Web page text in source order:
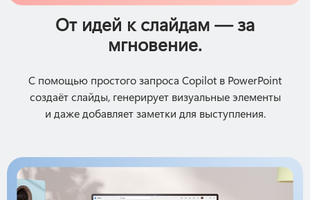
От идей к слайдам — за
мгновение.
С помощью простого запроса Copilot в PowerPoint
создаёт слайды, генерирует визуальные элементы
и даже добавляет заметки для выступления.